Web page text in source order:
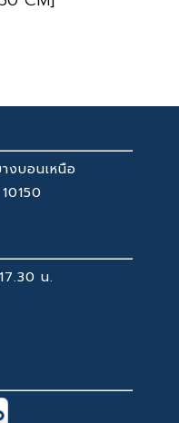
งบอนเหนือ
น.